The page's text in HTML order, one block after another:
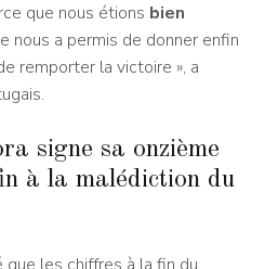
que nous étions bien
nous a permis de donner enfin
remporter la victoire », a
signe sa onzième
à la malédiction du